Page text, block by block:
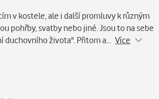
v kostele, ale i další promluvy k různým
pohřby, svatby nebo jiné. Jsou to na sebe
duchovního života". Přitom a…Více